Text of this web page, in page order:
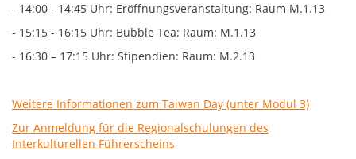
- 14:00 - 14:45 Uhr: Eröffnungsveranstaltung: Raum M.1.13
- 15:15 - 16:15 Uhr: Bubble Tea: Raum: M.1.13
- 16:30 – 17:15 Uhr: Stipendien: Raum: M.2.13
Weitere Informationen zum Taiwan Day (unter Modul 3)
Zur Anmeldung für die Regionalschulungen des
Interkulturellen Führerscheins